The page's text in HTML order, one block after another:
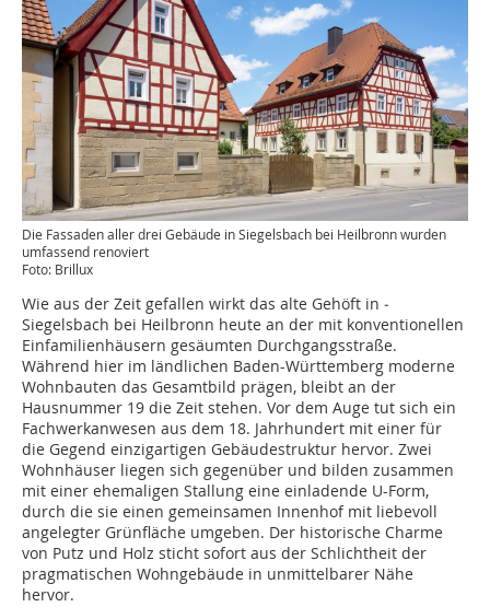
Die Fassaden aller drei Gebäude in Siegelsbach bei Heilbronn wurden
umfassend renoviert
Foto: Brillux
Wie aus der Zeit gefallen wirkt das alte Gehöft in ­
Siegelsbach bei Heilbronn heute an der mit konven­tionellen
Einfamilienhäusern gesäumten Durch­gangsstraße.
Während hier im ländlichen Baden-Württemberg moderne
Wohnbauten das ­Gesamtbild prägen, bleibt an der
Hausnummer 19 die Zeit stehen. Vor dem Auge tut sich ein
Fachwerkanwesen aus dem 18. Jahrhundert mit einer für
die ­Gegend einzigartigen Gebäudestruktur hervor. Zwei
Wohnhäuser liegen sich gegenüber und bilden zusammen
mit einer ehemaligen Stallung eine einladende U-Form,
durch die sie einen gemeinsamen Innenhof mit liebevoll
angelegter Grünfläche umgeben. Der historische Charme
von Putz und Holz sticht sofort aus der Schlichtheit der
pragmatischen Wohngebäude in unmittelbarer Nähe
hervor.